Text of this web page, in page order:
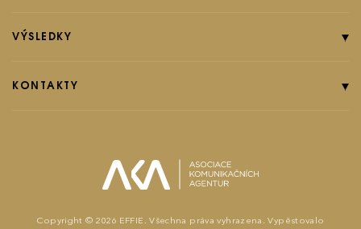
Pravidla soutěže
Poplatky
VÝSLEDKY
Ročník 2024
KONTAKTY
effie@effie.cz
Copyright © 2026 EFFIE. Všechna práva vyhrazena. Vypěstovalo